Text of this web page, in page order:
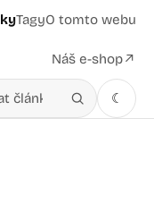
TagyO tomto webu
Náš e-shop↗
článcích ☾